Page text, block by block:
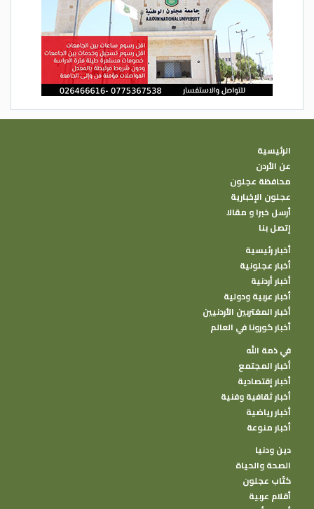
الرئيسية
عن الأردن
محافظة عجلون
عجلون الإخبارية
أرسل خبرا و مقالا
إتصل بنا
أخبار رئيسية
أخبار عجلونية
أخبار أردنية
أخبار عربية ودولية
أخبار المغتربين الأردنيين
أخبار كورونا في العالم
في ذمة الله
أخبار المجتمع
أخبار إقتصادية
أخبار ثقافية وفنية
أخبار رياضية
أخبار منوعة
دين ودنيا
الصحة والحياة
كتًاب عجلون
أقلام عربية